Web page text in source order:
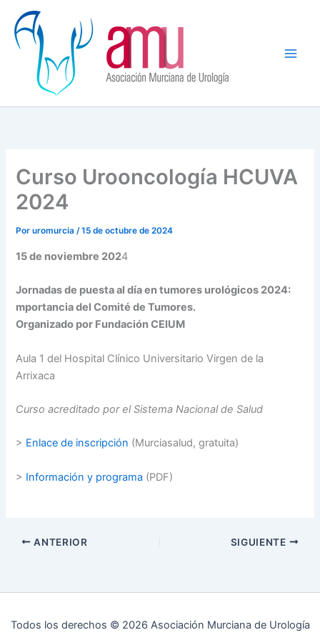
contenido
Curso Urooncología HCUVA
2024
Poruromurcia/15 de octubre de 2024
15 de noviembre 2024
Jornadas de puesta al día en tumores urológicos 2024:
mportancia del Comité de Tumores.
Organizado por Fundación CEIUM
Aula 1 del Hospital Clínico Universitario Virgen de la
Arrixaca
Curso acreditado por el Sistema Nacional de Salud
> Enlace de inscripción (Murciasalud, gratuita)
> Información y programa (PDF)
ANTERIOR SIGUIENTE
Todos los derechos © 2026 Asociación Murciana de Urología